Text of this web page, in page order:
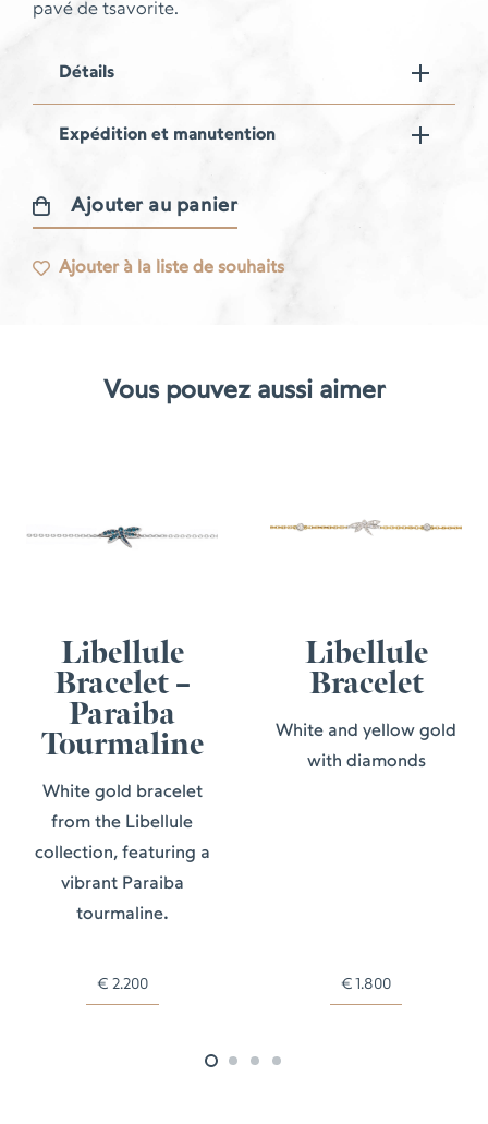
pavé de tsavorite.
Détails
Expédition et manutention
quantité
de
Ajouter au panier
Ajouter à la liste de souhaits
Vous pouvez aussi aimer
Libellule
Bracelet –
Paraiba
Tourmaline
White gold bracelet
from the Libellule
collection, featuring a
vibrant Paraiba
tourmaline.
€ 2.200
Libellule
Bracelet
White and yellow gold
with diamonds
€ 1.800